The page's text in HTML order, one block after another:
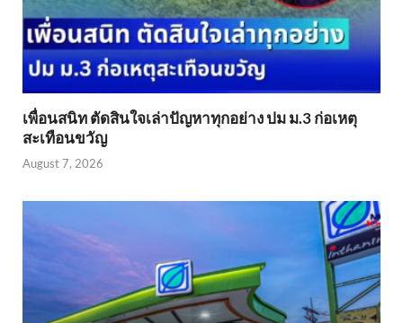
เพื่อนสนิท ตัดสินใจเล่าปัญหาทุกอย่าง ปม ม.3 ก่อเหตุ
สะเทือนขวัญ
August 7, 2026